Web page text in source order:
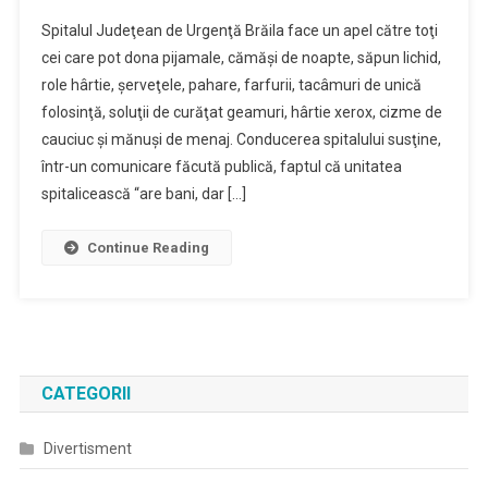
Spitalul Judeţean de Urgenţă Brăila face un apel către toţi
cei care pot dona pijamale, cămăşi de noapte, săpun lichid,
role hârtie, şerveţele, pahare, farfurii, tacâmuri de unică
folosinţă, soluţii de curăţat geamuri, hârtie xerox, cizme de
cauciuc şi mănuşi de menaj. Conducerea spitalului susţine,
într-un comunicare făcută publică, faptul că unitatea
spitalicească “are bani, dar […]
Continue Reading
CATEGORII
Divertisment